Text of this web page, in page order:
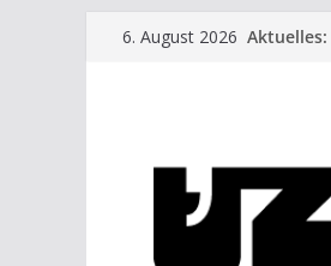
Zum6. August 2026 Aktuelles: